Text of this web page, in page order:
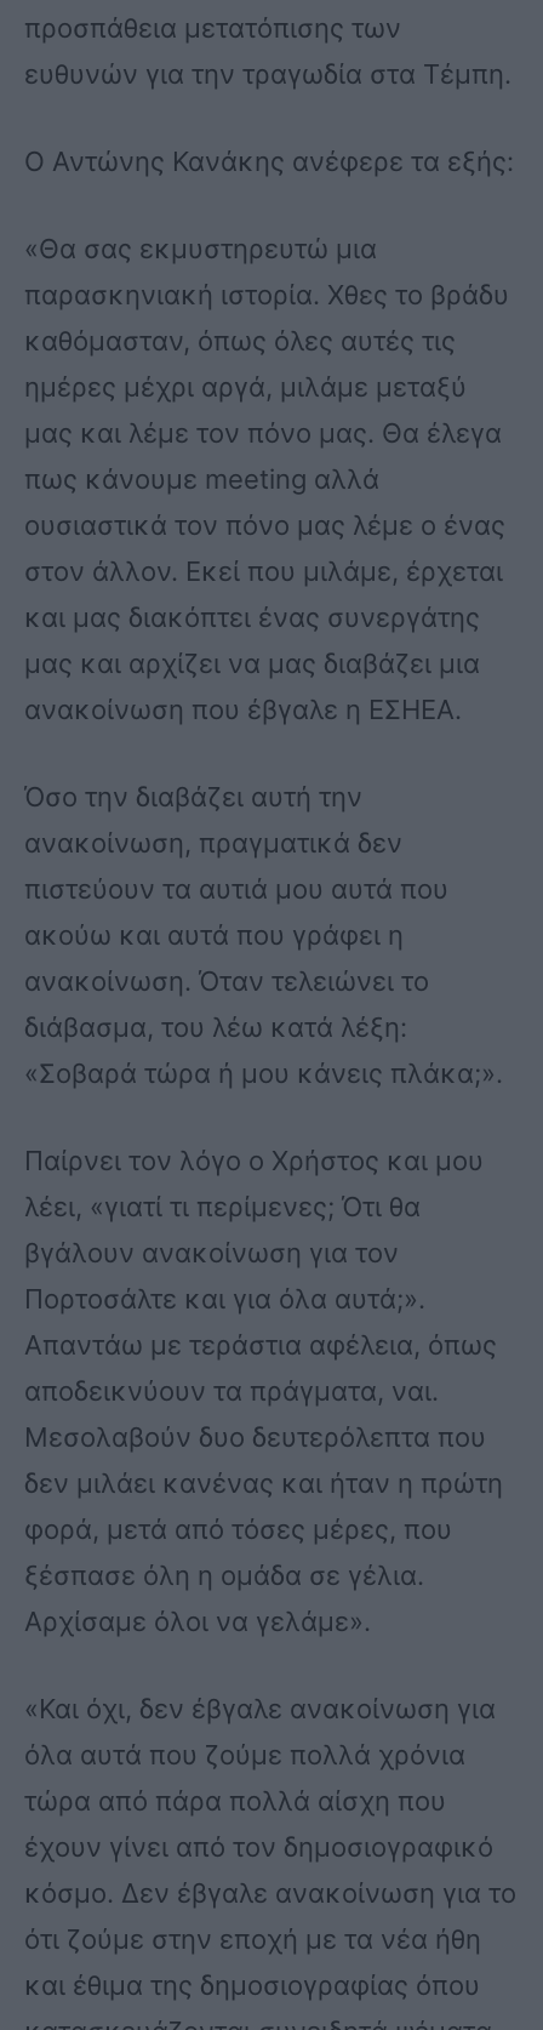
προσπάθεια μετατόπισης των
ευθυνών για την τραγωδία στα Τέμπη.
Ο Αντώνης Κανάκης ανέφερε τα εξής:
«Θα σας εκμυστηρευτώ μια
παρασκηνιακή ιστορία. Χθες το βράδυ
καθόμασταν, όπως όλες αυτές τις
ημέρες μέχρι αργά, μιλάμε μεταξύ
μας και λέμε τον πόνο μας. Θα έλεγα
πως κάνουμε meeting αλλά
ουσιαστικά τον πόνο μας λέμε ο ένας
στον άλλον. Εκεί που μιλάμε, έρχεται
και μας διακόπτει ένας συνεργάτης
μας και αρχίζει να μας διαβάζει μια
ανακοίνωση που έβγαλε η ΕΣΗΕΑ.
Όσο την διαβάζει αυτή την
ανακοίνωση, πραγματικά δεν
πιστεύουν τα αυτιά μου αυτά που
ακούω και αυτά που γράφει η
ανακοίνωση. Όταν τελειώνει το
διάβασμα, του λέω κατά λέξη:
«Σοβαρά τώρα ή μου κάνεις πλάκα;».
Παίρνει τον λόγο ο Χρήστος και μου
λέει, «γιατί τι περίμενες; Ότι θα
βγάλουν ανακοίνωση για τον
Πορτοσάλτε και για όλα αυτά;».
Απαντάω με τεράστια αφέλεια, όπως
αποδεικνύουν τα πράγματα, ναι.
Μεσολαβούν δυο δευτερόλεπτα που
δεν μιλάει κανένας και ήταν η πρώτη
φορά, μετά από τόσες μέρες, που
ξέσπασε όλη η ομάδα σε γέλια.
Αρχίσαμε όλοι να γελάμε».
«Και όχι, δεν έβγαλε ανακοίνωση για
όλα αυτά που ζούμε πολλά χρόνια
τώρα από πάρα πολλά αίσχη που
έχουν γίνει από τον δημοσιογραφικό
κόσμο. Δεν έβγαλε ανακοίνωση για το
ότι ζούμε στην εποχή με τα νέα ήθη
και έθιμα της δημοσιογραφίας όπου